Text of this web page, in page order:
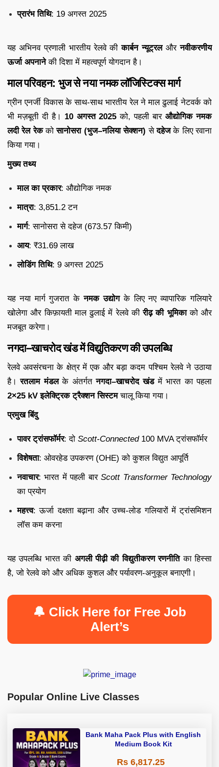
प्रारंभ तिथि: 19 अगस्त 2025
यह अभिनव प्रणाली भारतीय रेलवे कीकार्बन न्यूट्रलऔरनवीकरणीय
ऊर्जा अपनानेकी दिशा में महत्वपूर्ण योगदान है।
माल परिवहन: भुज से नया नमक लॉजिस्टिक्स मार्ग
ग्रीन एनर्जी विकास के साथ-साथ भारतीय रेल ने माल ढुलाई नेटवर्क को
भी मज़बूती दी है। 10 अगस्त 2025 को, पहली बारऔद्योगिक नमक
लदी रेल रेककोसानोसरा (भुज–नलिया सेक्शन) सेदहेजके लिए रवाना
किया गया।
मुख्य तथ्य
माल का प्रकार: औद्योगिक नमक
मात्रा: 3,851.2 टन
मार्ग: सानोसरा से दहेज (673.57 किमी)
आय: ₹31.69 लाख
लोडिंग तिथि: 9 अगस्त 2025
यह नया मार्ग गुजरात केनमक उद्योगके लिए नए व्यापारिक गलियारे
खोलेगा और किफ़ायती माल ढुलाई में रेलवे कीरीढ़ की भूमिकाको और
मजबूत करेगा।
नगदा–खाचरोद खंड में विद्युतिकरण की उपलब्धि
रेलवे अवसंरचना के क्षेत्र में एक और बड़ा कदम पश्चिम रेलवे ने उठाया
है।रतलाम मंडलके अंतर्गतनगदा–खाचरोद खंडमें भारत का पहला
2×25 kV इलेक्ट्रिक ट्रैक्शन सिस्टमचालू किया गया।
प्रमुख बिंदु
पावर ट्रांसफॉर्मर: दो Scott-Connected100 MVA ट्रांसफॉर्मर
विशेषता: ओवरहेड उपकरण (OHE) को कुशल विद्युत आपूर्ति
नवाचार: भारत में पहली बारScott Transformer Technology
का प्रयोग
महत्त्व: ऊर्जा दक्षता बढ़ाना और उच्च-लोड गलियारों में ट्रांसमिशन
लॉस कम करना
यह उपलब्धि भारत की अगली पीढ़ी की विद्युतीकरण रणनीतिका हिस्सा
है, जो रेलवे को और अधिक कुशल और पर्यावरण-अनुकूल बनाएगी।
🔔 Click Here for Free Job
Alert’s
Popular Online Live Classes
Bank Maha Pack Plus with English
Medium Book Kit
Rs 6,817.25